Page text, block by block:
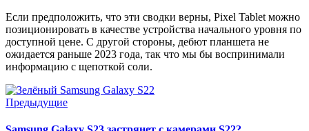
Если предположить, что эти сводки верны, Pixel Tablet можно
позиционировать в качестве устройства начального уровня по
доступной цене. С другой стороны, дебют планшета не
ожидается раньше 2023 года, так что мы бы воспринимали
информацию с щепоткой соли.
Предыдущие